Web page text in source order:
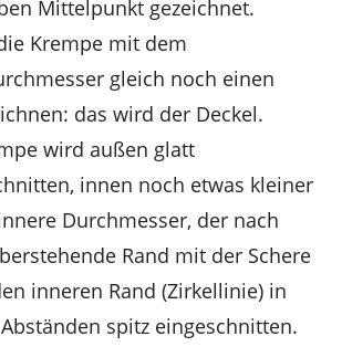
Mittelpunkt gezeichnet.
Krempe mit dem
gleich noch einen
das wird der Deckel.
wird außen glatt
innen noch etwas kleiner
Durchmesser, der nach
Rand mit der Schere
inneren Rand (Zirkellinie) in
spitz eingeschnitten.